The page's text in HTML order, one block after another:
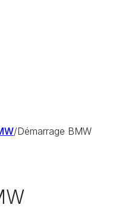
/Démarrage BMW